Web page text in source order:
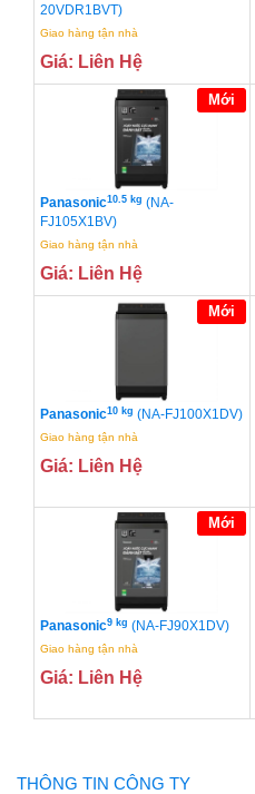
20VDR1BVT)
Giao hàng tận nhà
Giá: Liên Hệ
Mới
Panasonic10.5 kg (NA-
FJ105X1BV)
Giao hàng tận nhà
Giá: Liên Hệ
Mới
Panasonic10 kg (NA-FJ100X1DV)
Giao hàng tận nhà
Giá: Liên Hệ
Mới
Panasonic9 kg (NA-FJ90X1DV)
Giao hàng tận nhà
Giá: Liên Hệ
THÔNG TIN CÔNG TY